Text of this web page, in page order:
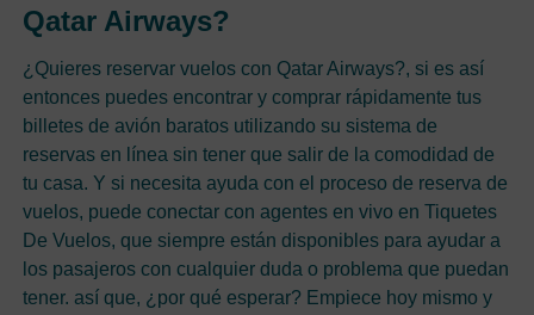
Qatar Airways?
¿Quieres reservar vuelos con Qatar Airways?, si es así
entonces puedes encontrar y comprar rápidamente tus
billetes de avión baratos utilizando su sistema de
reservas en línea sin tener que salir de la comodidad de
tu casa. Y si necesita ayuda con el proceso de reserva de
vuelos, puede conectar con agentes en vivo en Tiquetes
De Vuelos, que siempre están disponibles para ayudar a
los pasajeros con cualquier duda o problema que puedan
tener. así que, ¿por qué esperar? Empiece hoy mismo y